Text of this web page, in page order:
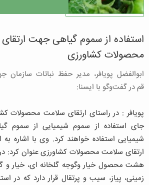
استفاده از سموم گیاهی جهت
محصولات کشاورزی
ابوالفضل پویافر، مدیر حفظ نباتات سازمان
قم در گفت‌وگو با ایسنا:
پویافر : در راستای ارتقای سلامت محصولات
جای استفاده از سموم شیمیایی از سموم
شیمیایی استفاده خواهند کرد. وی با اشاره
ارتقای سلامت محصولات کشاورزی عنوان کرد:
هشت محصول خیار وگوجه گلخانه ای، خیار و
زمینی، پیاز، سیب و پرتقال قرار دارد که در